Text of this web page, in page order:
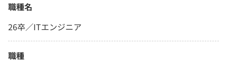
職種名
26卒／ITエンジニア
職種